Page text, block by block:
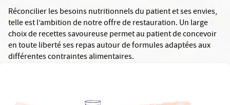
Réconcilier les besoins nutritionnels du patient et ses envies,
telle est l’ambition de notre offre de restauration. Un large
choix de recettes savoureuse permet au patient de concevoir
en toute liberté ses repas autour de formules adaptées aux
différentes contraintes alimentaires.